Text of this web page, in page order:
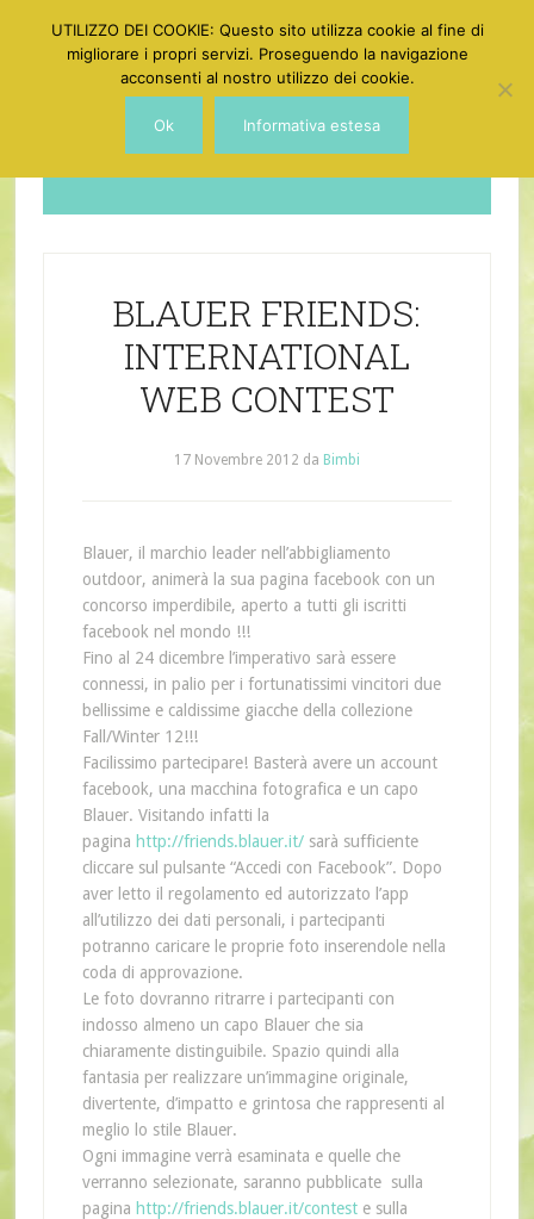
Dotgirl
BLAUER FRIENDS:
INTERNATIONAL
WEB CONTEST
17 Novembre 2012 da Bimbi
Blauer, il marchio leader nell’abbigliamento
outdoor, animerà la sua pagina facebook con un
concorso imperdibile, aperto a tutti gli iscritti
facebook nel mondo !!!
Fino al 24 dicembre l’imperativo sarà essere
connessi, in palio per i fortunatissimi vincitori due
bellissime e caldissime giacche della collezione
Fall/Winter 12!!!
Facilissimo partecipare! Basterà avere un account
facebook, una macchina fotografica e un capo
Blauer. Visitando infatti la
pagina http://friends.blauer.it/sarà sufficiente
cliccare sul pulsante “Accedi con Facebook”. Dopo
aver letto il regolamento ed autorizzato l’app
all’utilizzo dei dati personali, i partecipanti
potranno caricare le proprie foto inserendole nella
coda di approvazione.
Le foto dovranno ritrarre i partecipanti con
indosso almeno un capo Blauer che sia
chiaramente distinguibile. Spazio quindi alla
fantasia per realizzare un’immagine originale,
divertente, d’impatto e grintosa che rappresenti al
meglio lo stile Blauer.
Ogni immagine verrà esaminata e quelle che
verranno selezionate, saranno pubblicate sulla
pagina http://friends.blauer.it/conteste sulla
UTILIZZO DEI COOKIE: Questo sito utilizza cookie al fine di
migliorare i propri servizi. Proseguendo la navigazione
acconsenti al nostro utilizzo dei cookie.
Ok Informativa estesa